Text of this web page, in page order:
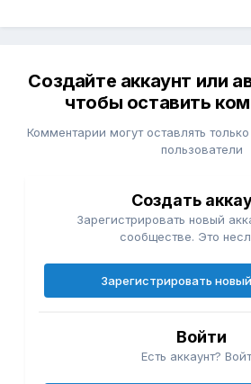
Создайте аккаунт или
чтобы оставить
Комментарии могут оставлять
пользователи
Создать
Зарегистрировать новый
сообществе. Это
Зарегистрировать
Войти
Есть аккаунт?